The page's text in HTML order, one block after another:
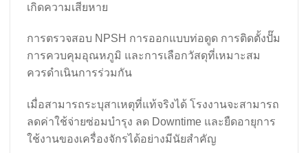
เกิดความเสียหาย
การตรวจสอบ NPSH การออกแบบท่อดูด การติดตั้งปั๊ม
การควบคุมอุณหภูมิ และการเลือกวัสดุที่เหมาะสม
ควรดำเนินการร่วมกัน
เมื่อสามารถระบุสาเหตุที่แท้จริงได้ โรงงานจะสามารถ
ลดค่าใช้จ่ายซ่อมบำรุง ลด Downtime และยืดอายุการ
ใช้งานของเครื่องจักรได้อย่างมีนัยสำคัญ